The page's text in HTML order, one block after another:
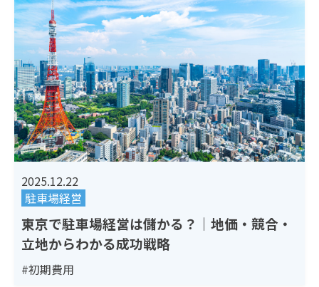
2025.12.22
駐車場経営
東京で駐車場経営は儲かる？｜地価・競合・
立地からわかる成功戦略
#初期費用